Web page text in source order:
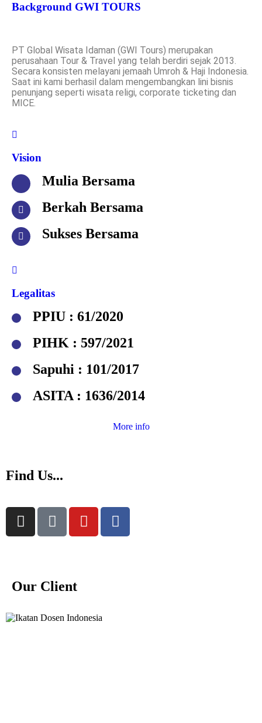
Background GWI TOURS
PT Global Wisata Idaman (GWI Tours) merupakan
perusahaan Tour & Travel yang telah berdiri sejak 2013.
Secara konsisten melayani jemaah Umroh & Haji Indonesia.
Saat ini kami berhasil dalam mengembangkan lini bisnis
penunjang seperti wisata religi, corporate ticketing dan
MICE.
Vision
Mulia Bersama
Berkah Bersama
Sukses Bersama
Legalitas
PPIU : 61/2020
PIHK : 597/2021
Sapuhi : 101/2017
ASITA : 1636/2014
More info
Find Us...
Our Client